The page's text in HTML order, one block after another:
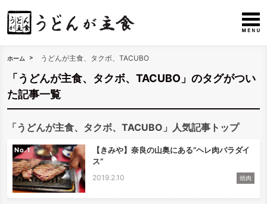
ホーム うどんが主食、タクボ、TACUBO
「うどんが主食、タクボ、TACUBO」のタグがつい
た記事一覧
「うどんが主食、タクボ、TACUBO」人気記事トップ
No.
【きみや】奈良の山奥にある”ヘレ肉パラダイ
ス”
2019.2.10 焼肉